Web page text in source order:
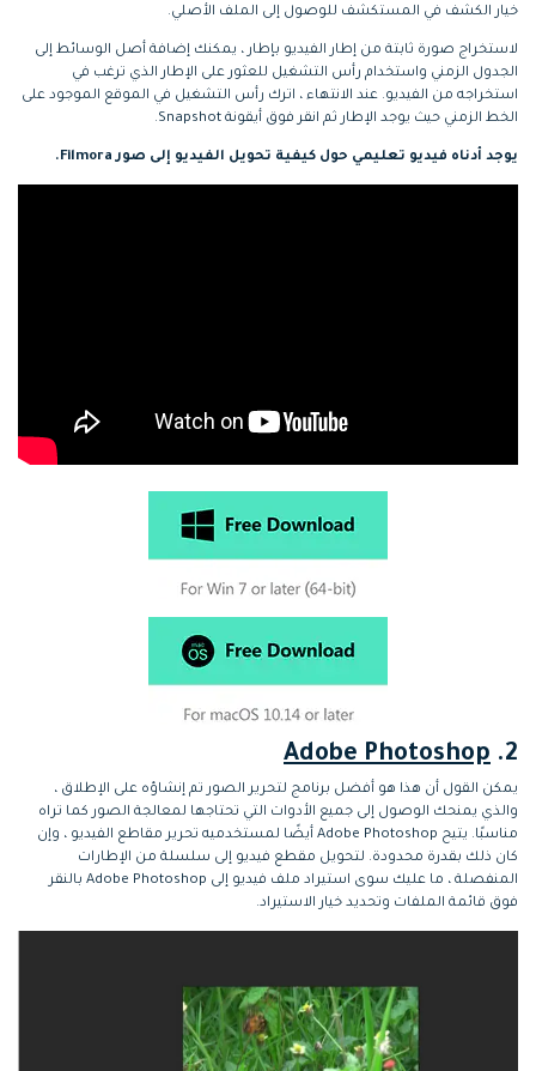
خيار الكشف في المستكشف للوصول إلى الملف الأصلي.
لاستخراج صورة ثابتة من إطار الفيديو بإطار ، يمكنك إضافة أصل الوسائط إلى
الجدول الزمني واستخدام رأس التشغيل للعثور على الإطار الذي ترغب في
استخراجه من الفيديو. عند الانتهاء ، اترك رأس التشغيل في الموقع الموجود على
الخط الزمني حيث يوجد الإطار ثم انقر فوق أيقونة Snapshot.
يوجد أدناه فيديو تعليمي حول كيفية تحويل الفيديو إلى صور Filmora.
2.
Adobe Photoshop
يمكن القول أن هذا هو أفضل برنامج لتحرير الصور تم إنشاؤه على الإطلاق ،
والذي يمنحك الوصول إلى جميع الأدوات التي تحتاجها لمعالجة الصور كما تراه
مناسبًا. يتيح Adobe Photoshop أيضًا لمستخدميه تحرير مقاطع الفيديو ، وإن
كان ذلك بقدرة محدودة. لتحويل مقطع فيديو إلى سلسلة من الإطارات
المنفصلة ، ما عليك سوى استيراد ملف فيديو إلى Adobe Photoshop بالنقر
فوق قائمة الملفات وتحديد خيار الاستيراد.